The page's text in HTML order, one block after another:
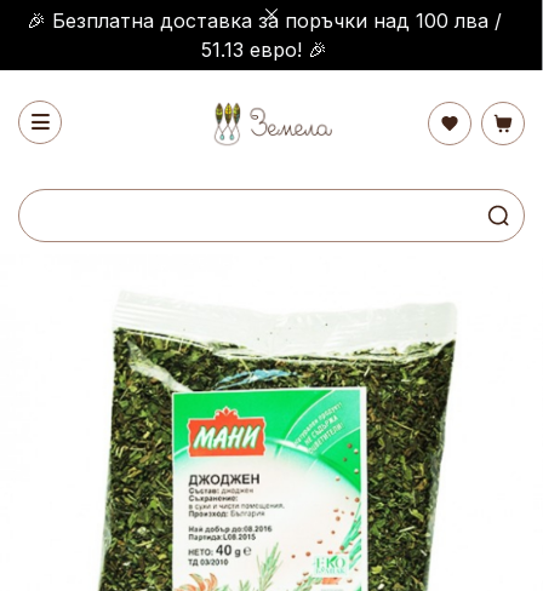
🎉 Безплатна доставка за поръчки над 100 лва /
51.13 евро! 🎉